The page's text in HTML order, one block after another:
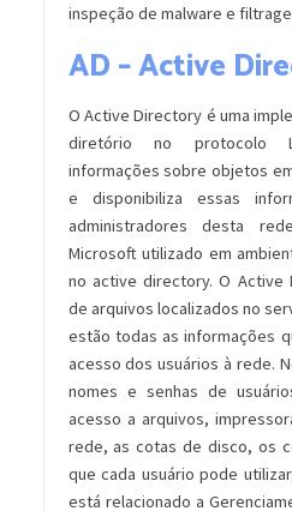
inspeção de malware e
AD – Active
O Active Directory é uma
diretório no protocolo
informações sobre objetos
e disponibiliza essas
administradores desta
Microsoft utilizado em
no active directory. O Active
de arquivos localizados no
estão todas as informações
acesso dos usuários à rede.
nomes e senhas de
acesso a arquivos,
rede, as cotas de disco, os
que cada usuário pode
está relacionado a